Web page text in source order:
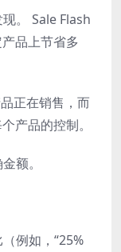
。 Sale Flash
品上节省多
正在销售，而
产品的控制。
额。
例如，“25%